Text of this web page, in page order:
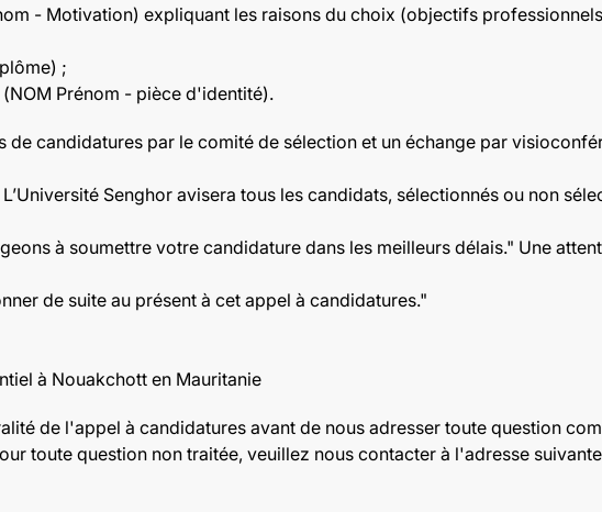
- Motivation) expliquant les raisons du choix (objectifs professionnels
;
Prénom - pièce d'identité).
de candidatures par le comité de sélection et un échange par
Senghor avisera tous les candidats, sélectionnés ou non
à soumettre votre candidature dans les meilleurs délais." Une
de suite au présent à cet appel à candidatures."
à Nouakchott en Mauritanie
de l'appel à candidatures avant de nous adresser toute question
toute question non traitée, veuillez nous contacter à l'adresse